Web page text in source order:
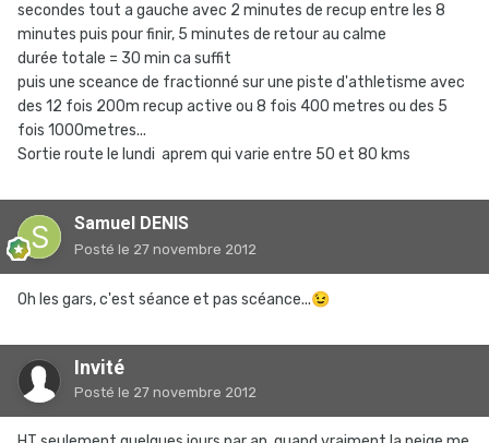
secondes tout a gauche avec 2 minutes de recup entre les 8
minutes puis pour finir, 5 minutes de retour au calme
durée totale = 30 min ca suffit
puis une sceance de fractionné sur une piste d'athletisme avec
des 12 fois 200m recup active ou 8 fois 400 metres ou des 5
fois 1000metres...
Sortie route le lundi aprem qui varie entre 50 et 80 kms
Samuel DENIS
Posté le 27 novembre 2012
Oh les gars, c'est séance et pas scéance...😉
Invité
Posté le 27 novembre 2012